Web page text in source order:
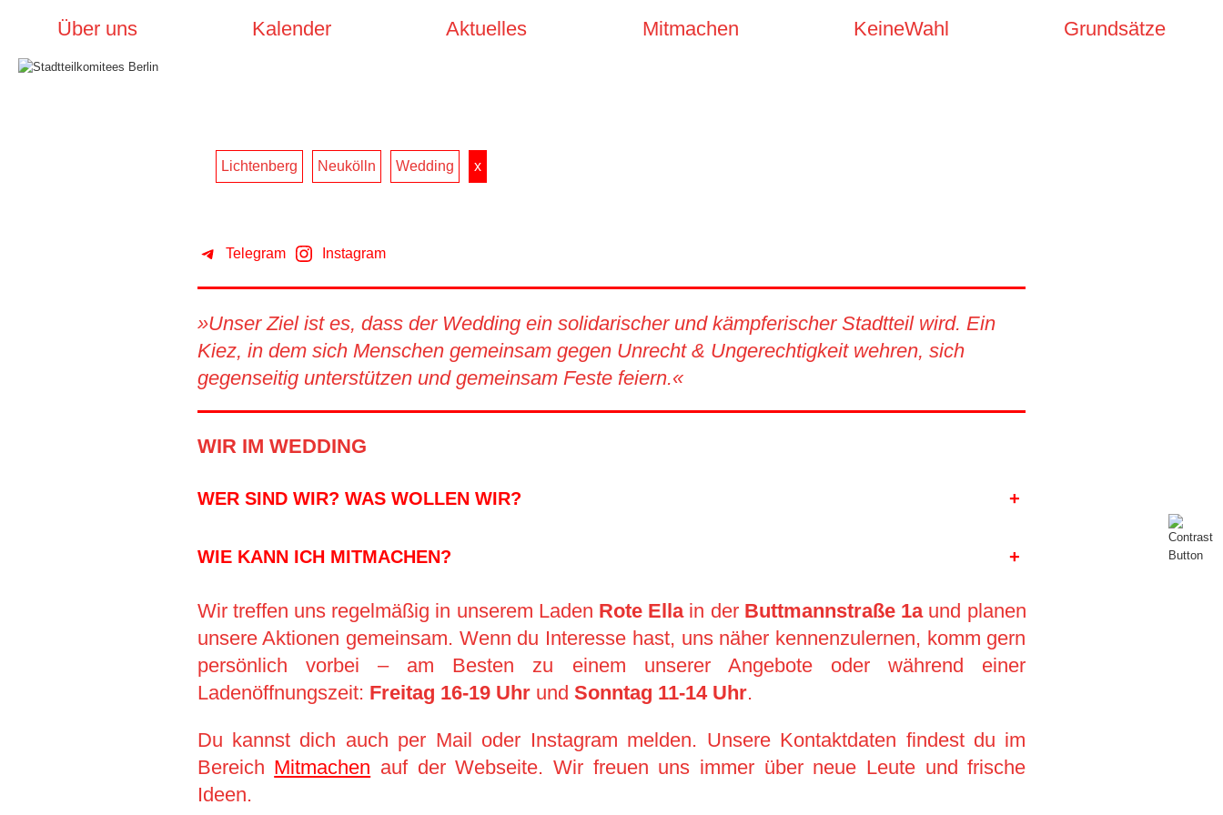
Über uns Kalender Aktuelles Mitmachen KeineWahl Grundsätze
Lichtenberg Neukölln Wedding x
Telegram Instagram
»Unser Ziel ist es, dass der Wedding ein solidarischer und kämpferischer Stadtteil wird. Ein
Kiez, in dem sich Menschen gemeinsam gegen Unrecht & Ungerechtigkeit wehren, sich
gegenseitig unterstützen und gemeinsam Feste feiern.«
WIR IM WEDDING
WER SIND WIR? WAS WOLLEN WIR? +
WIE KANN ICH MITMACHEN? +
Wir treffen uns regelmäßig in unse­rem Laden Rote Ellain der Buttmann­straße 1aund planen
unsere Aktionen gemeinsam. Wenn du Interesse hast, uns näher kennen­zulernen, komm gern
persönlich vorbei – am Besten zu einem unserer Angebote oder während einer
Ladenöffnungszeit: Freitag 16-19 Uhr und Sonntag 11-14 Uhr.
Du kannst dich auch per Mail oder Instagram melden. Unsere Kontaktdaten findest du im
Bereich Mitmachen auf der Webseite. Wir freuen uns immer über neue Leute und frische
Ideen.